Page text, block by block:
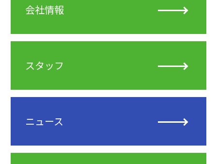
会社情報
スタッフ
ニュース